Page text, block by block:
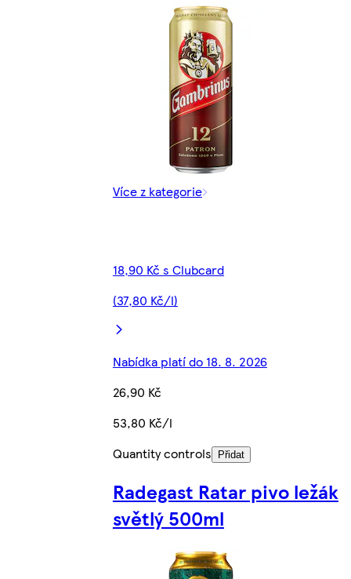
Více z kategorie
18,90 Kč s Clubcard
(37,80 Kč/l)
Nabídka platí do 18. 8. 2026
26,90 Kč
53,80 Kč/l
Quantity controls
Přidat
Radegast Ratar pivo ležák
světlý 500ml